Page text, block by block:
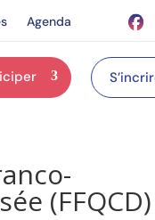
Agenda
(FFQCD)